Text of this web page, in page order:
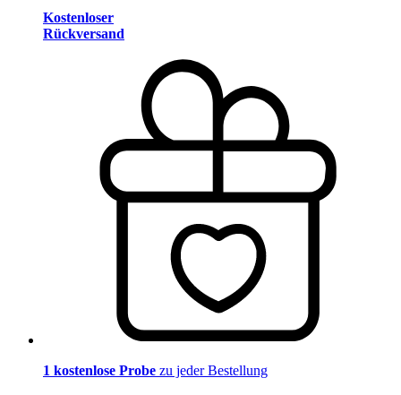
Kostenloser
Rückversand
1 kostenlose Probe zu jeder Bestellung